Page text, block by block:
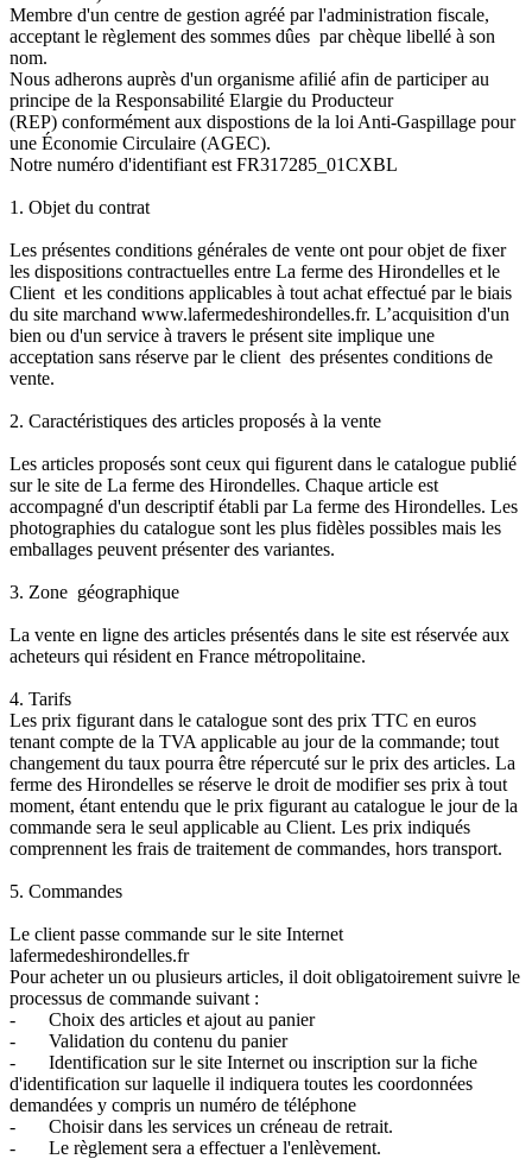
Membre d'un centre de gestion agréé par l'administration fiscale,
acceptant le règlement des sommes dûes par chèque libellé à son
nom.
Nous adherons auprès d'un organisme afilié afin de participer au
principe de la Responsabilité Elargie du Producteur
(REP) conformément aux dispostions de la loi Anti-Gaspillage pour
une Économie Circulaire (AGEC).
Notre numéro d'identifiant est FR317285_01CXBL
1. Objet du contrat
Les présentes conditions générales de vente ont pour objet de fixer
les dispositions contractuelles entre La ferme des Hirondelles et le
Client et les conditions applicables à tout achat effectué par le biais
du site marchand www.lafermedeshirondelles.fr. L’acquisition d'un
bien ou d'un service à travers le présent site implique une
acceptation sans réserve par le client des présentes conditions de
vente.
2. Caractéristiques des articles proposés à la vente
Les articles proposés sont ceux qui figurent dans le catalogue publié
sur le site de La ferme des Hirondelles. Chaque article est
accompagné d'un descriptif établi par La ferme des Hirondelles. Les
photographies du catalogue sont les plus fidèles possibles mais les
emballages peuvent présenter des variantes.
3. Zone géographique
La vente en ligne des articles présentés dans le site est réservée aux
acheteurs qui résident en France métropolitaine.
4. Tarifs
Les prix figurant dans le catalogue sont des prix TTC en euros
tenant compte de la TVA applicable au jour de la commande; tout
changement du taux pourra être répercuté sur le prix des articles. La
ferme des Hirondelles se réserve le droit de modifier ses prix à tout
moment, étant entendu que le prix figurant au catalogue le jour de la
commande sera le seul applicable au Client. Les prix indiqués
comprennent les frais de traitement de commandes, hors transport.
5. Commandes
Le client passe commande sur le site Internet
lafermedeshirondelles.fr
Pour acheter un ou plusieurs articles, il doit obligatoirement suivre le
processus de commande suivant :
- Choix des articles et ajout au panier
- Validation du contenu du panier
- Identification sur le site Internet ou inscription sur la fiche
d'identification sur laquelle il indiquera toutes les coordonnées
demandées y compris un numéro de téléphone
- Choisir dans les services un créneau de retrait.
- Le règlement sera a effectuer a l'enlèvement.